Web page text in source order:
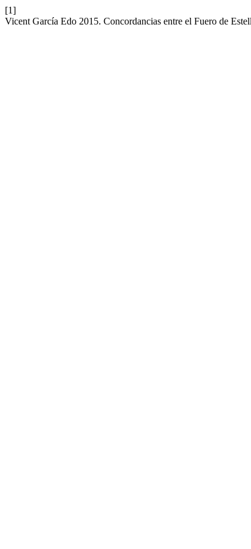
[1]
Vicent García Edo 2015. Concordancias entre el Fuero de